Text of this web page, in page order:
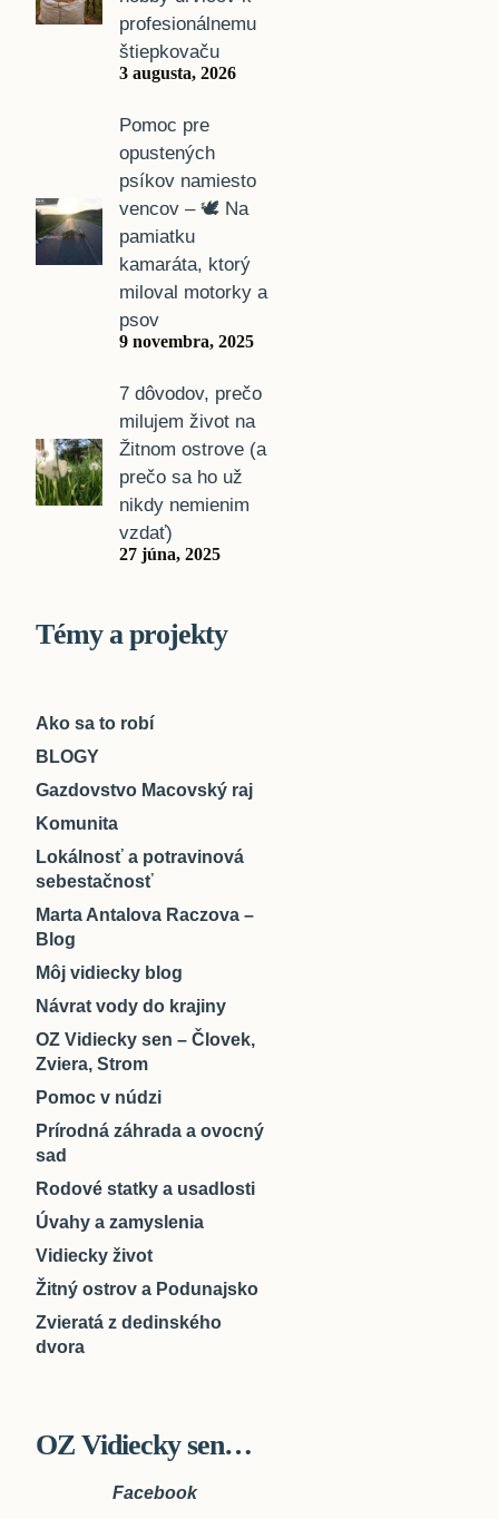
profesionálnemu
štiepkovaču
3 augusta, 2026
Pomoc pre
opustených
psíkov namiesto
vencov – 🕊️ Na
pamiatku
kamaráta, ktorý
miloval motorky a
psov
9 novembra, 2025
7 dôvodov, prečo
milujem život na
Žitnom ostrove (a
prečo sa ho už
nikdy nemienim
vzdať)
27 júna, 2025
Témy a projekty
Ako sa to robí
BLOGY
Gazdovstvo Macovský raj
Komunita
Lokálnosť a potravinová
sebestačnosť
Marta Antalova Raczova –
Blog
Môj vidiecky blog
Návrat vody do krajiny
OZ Vidiecky sen – Človek,
Zviera, Strom
Pomoc v núdzi
Prírodná záhrada a ovocný
sad
Rodové statky a usadlosti
Úvahy a zamyslenia
Vidiecky život
Žitný ostrov a Podunajsko
Zvieratá z dedinského
dvora
OZ Vidiecky sen…
Facebook